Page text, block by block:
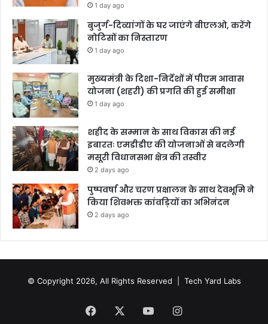
1 day ago
बुजुर्ग-दिव्यांगों के घर जाएंगे बीएलओ, करेंगे
नोटिसों का निस्तारण
1 day ago
मुख्यमंत्री के दिशा-निर्देशों में पीएम आवास
योजना (शहरी) की प्रगति की हुई समीक्षा
1 day ago
शहीद के सम्मान के साथ विकास की नई
इबारतः एमडीडीए की योजनाओं से बदलेगी
मसूरी विधानसभा क्षेत्र की तस्वीर
2 days ago
पुष्पवर्षा और चरण प्रक्षालन के साथ देवभूमि ने
किया शिवभक्त कांवड़ियों का अभिनंदन
2 days ago
© Copyright 2026, All Rights Reserved | Tech Yard Labs
Facebook YouTubeInstagram